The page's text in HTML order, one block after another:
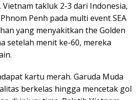
takluk 2-3 dari Indonesia,
Penh pada multi event SEA
yang menyakitkan the Golden
setelah menit ke-60, mereka
kartu merah. Garuda Muda
berkelas hingga mencetak gol